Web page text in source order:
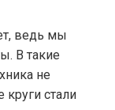
ведь мы
В такие
не
стали